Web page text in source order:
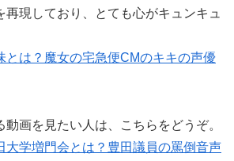
再現しており、とても心がキュンキュ
とは？魔女の宅急便CMのキキの声優
動画を見たい人は、こちらをどうぞ。
大学増門会とは？豊田議員の罵倒音声